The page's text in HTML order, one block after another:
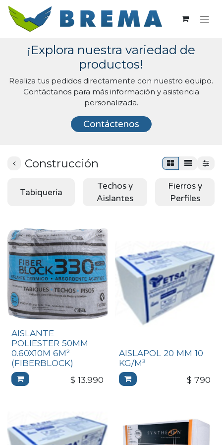
¡Explora nuestra variedad de
productos!
Realiza tus pedidos directamente con nuestro equipo.
Contáctanos para más información y asistencia
personalizada.
Contáctenos
Construcción
Tabiquería
Techos y
Aislantes
Fierros y
Perfiles
AISLANTE
POLIESTER 50MM
0.60X10M 6M²
(FIBERBLOCK)
$ 13.990
AISLAPOL 20 MM 10
KG/M³
$ 790